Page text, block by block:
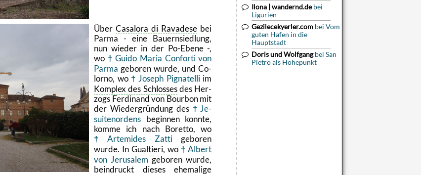
ÜberCa­sa­lo­ra di Ra­va­de­se bei
Parma - eine Bau­ern­sied­lung,
nun wie­der in der Po-Ebe­ne -,
wo
Guido Maria Con­for­ti von
Parma ge­bo­ren wurde, und Co­
lor­no, wo
Jo­seph Pi­gna­tel­liim
Kom­plex des Schlos­sesdes Her­
zogs Fer­di­nand von Bour­bon mit
der Wie­der­grün­dung des
Je­
sui­ten­or­dens be­gin­nen konn­te,
komme ich nach Bo­ret­to, wo
Ar­te­mi­des Zattige­bo­ren
wurde. In Gu­al­tie­ri, wo
Al­bert
von Je­ru­sa­lem ge­bo­ren wurde,
bein­druckt die­ses ehe­ma­li­ge
Ilona | wandernd.debei
Ligurien
Gezilecekyerler.com bei Vom
guten Hafen in die
Hauptstadt
Doris und Wolfgangbei San
Pietro als Höhepunkt